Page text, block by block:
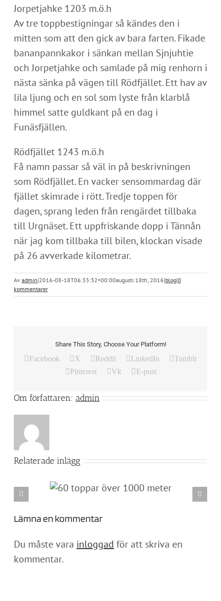
Jorpetjahke 1203 m.ö.h
Av tre toppbestigningar så kändes den i
mitten som att den gick av bara farten. Fikade
bananpannkakor i sänkan mellan Sjnjuhtie
och Jorpetjahke och samlade på mig renhorn i
nästa sänka på vägen till Rödfjället. Ett hav av
lila ljung och en sol som lyste från klarblå
himmel satte guldkant på en dag i
Funäsfjällen.
Rödfjället 1243 m.ö.h
Få namn passar så väl in på beskrivningen
som Rödfjället. En vacker sensommardag där
fjället skimrade i rött. Tredje toppen för
dagen, sprang leden från rengärdet tillbaka
till Urgnäset. Ett uppfriskande dopp i Tännån
när jag kom tillbaka till bilen, klockan visade
på 26 avverkade kilometrar.
Av admin|2016-08-18T06:33:32+00:00augusti 18th, 2016|blog|0
kommentarer
Share This Story, Choose Your Platform!
Facebook X Reddit LinkedIn
Tumblr
Pinterest
Vk E-post
Om författaren: admin
Relaterade inlägg
meter
Lämna en kommentar
Du måste vara inloggad för att skriva en
kommentar.